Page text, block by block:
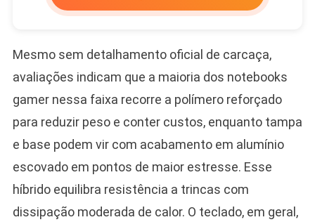
Mesmo sem detalhamento oficial de carcaça,
avaliações indicam que a maioria dos notebooks
gamer nessa faixa recorre a polímero reforçado
para reduzir peso e conter custos, enquanto tampa
e base podem vir com acabamento em alumínio
escovado em pontos de maior estresse. Esse
híbrido equilibra resistência a trincas com
dissipação moderada de calor. O teclado, em geral,